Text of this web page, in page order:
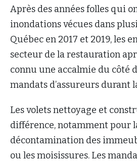
Après des années folles qui
inondations vécues dans
Québec en 2017 et 2019, les
secteur de la restauration
connu une accalmie du côté
mandats d’assureurs durant
Les volets nettoyage et
différence, notamment pour
décontamination des
ou les moisissures. Les